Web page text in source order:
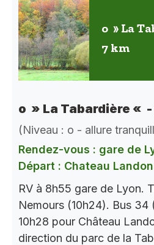
o » La
7 km
o » La Tabardière « -
(Niveau : o - allure
Rendez-vous : gare de
Départ : Chateau Landon
RV à 8h55 gare de Lyon.
Nemours (10h24). Bus 34
10h28 pour Château
direction du parc de la